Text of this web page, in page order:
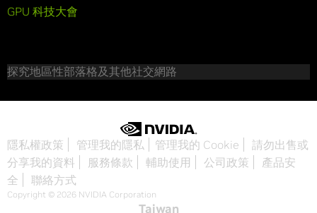
GPU 科技大會
探究地區性部落格及其他社交網路
隱私權政策 管理我的隱私 管理我的 Cookie
請勿出售或
分享我的資料
服務條款 輔助使用 公司政策
產品安
全
聯絡方式
Copyright © 2026 NVIDIA Corporation
Taiwan